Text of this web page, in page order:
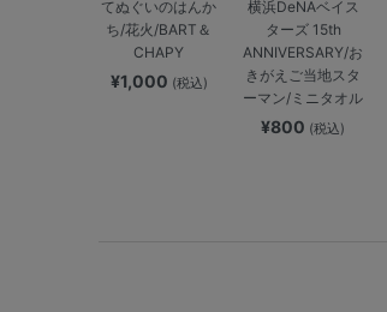
てぬぐいのはんか
ち/花火/BART＆
CHAPY
¥1,000 (税込)
横浜DeNAベイス
ターズ 15th
ANNIVERSARY/お
きがえご当地スタ
ーマン/ミニタオル
¥800 (税込)